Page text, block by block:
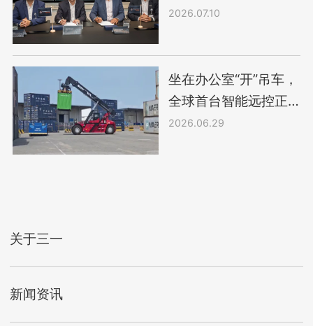
南美项目纪录
2026.07.10
坐在办公室“开”吊车，
全球首台智能远控正
面吊正式投用！
2026.06.29
关于三一
新闻资讯